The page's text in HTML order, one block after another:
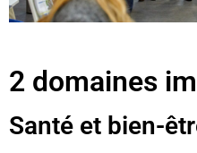
2 domaines
Santé et bien-